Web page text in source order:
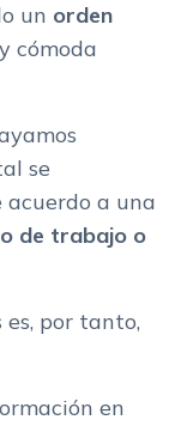
un orden
cómoda
se
acuerdo a una
de trabajo o
por tanto,
en